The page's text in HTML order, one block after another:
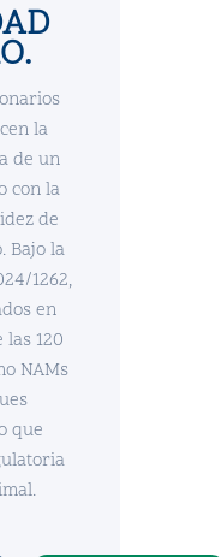
la
de un
con la
de
Bajo la
1262,
en
120
NAMs
que